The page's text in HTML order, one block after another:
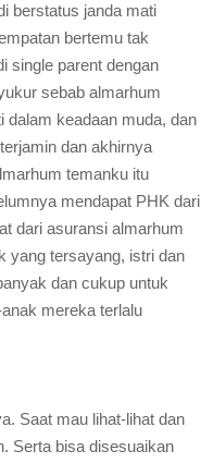
berstatus janda mati
bertemu tak
single parent dengan
sebab almarhum
dalam keadaan muda, dan
dan akhirnya
temanku itu
mendapat PHK dari
dari asuransi almarhum
yang tersayang, istri dan
dan cukup untuk
mereka terlalu
Saat mau lihat-lihat dan
Serta bisa disesuaikan